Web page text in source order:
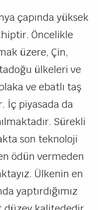
çapında yüksek
Öncelikle
üzere, Çin,
ülkeleri ve
ve ebatlı taş
İç piyasada da
Sürekli
son teknoloji
ödün vermeden
Ülkenin en
yaptırdığımız